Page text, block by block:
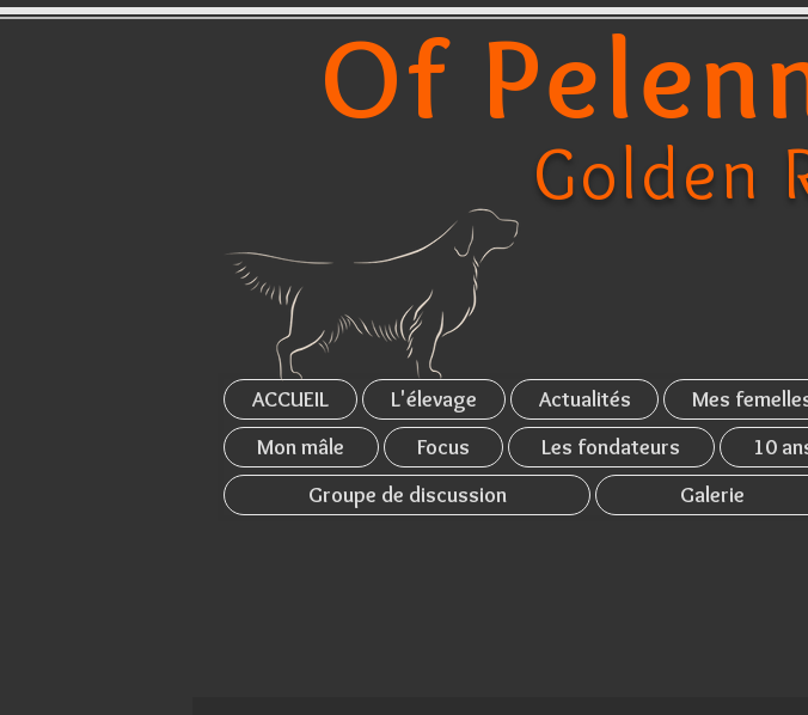
Of
Golden
ACCUEIL L'élevage Actualités Mes
Mon mâle
Focus Les fondateurs 10
Groupe de discussion
Galerie